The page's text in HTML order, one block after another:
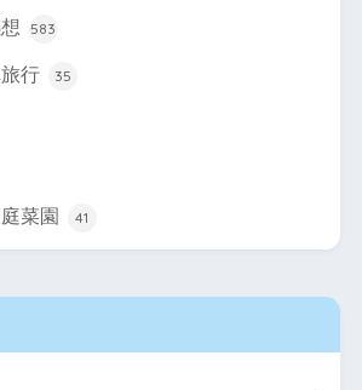
583
行 35
菜園 41